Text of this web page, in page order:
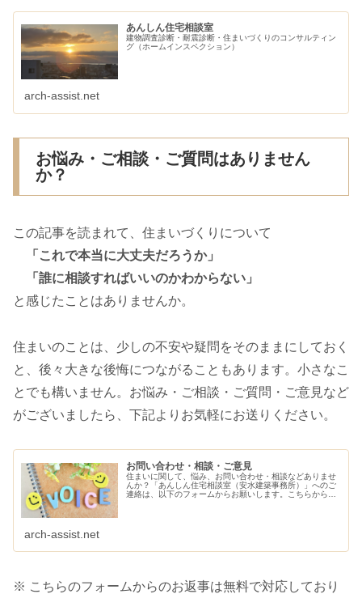
あんしん住宅相談室
建物調査診断・耐震診断・住まいづくりのコンサルティン
グ（ホームインスペクション）
arch-assist.net
お悩み・ご相談・ご質問はありません
か？
この記事を読まれて、住まいづくりについて
「これで本当に大丈夫だろうか」
「誰に相談すればいいのかわからない」
と感じたことはありませんか。
住まいのことは、少しの不安や疑問をそのままにしておく
と、後々大きな後悔につながることもあります。小さなこ
とでも構いません。お悩み・ご相談・ご質問・ご意見など
がございましたら、下記よりお気軽にお送りください。
お問い合わせ・相談・ご意見
住まいに関して、悩み、お問い合わせ・相談などありませ
んか？「あんしん住宅相談室（安水建築事務所）」へのご
連絡は、以下のフォームからお願いします。こちらから、
arch-assist.net
※ こちらのフォームからのお返事は無料で対応しており